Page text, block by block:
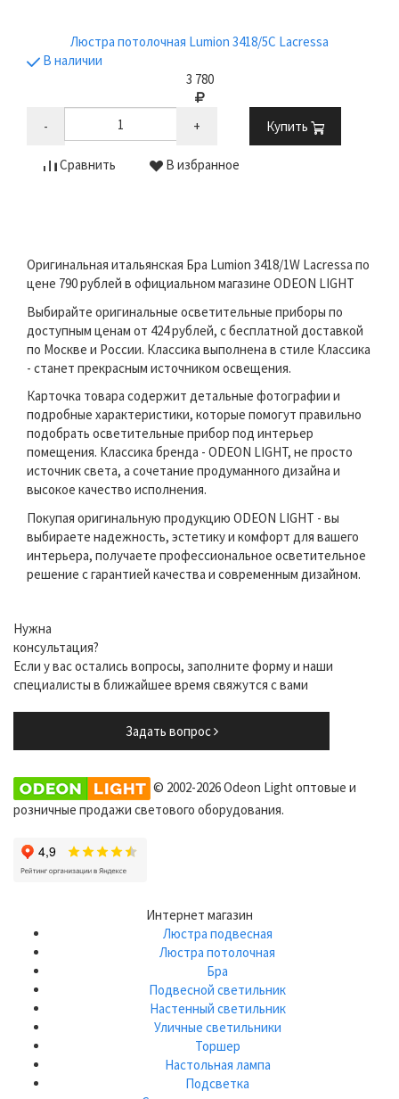
Люстра потолочная Lumion 3418/5C Lacressa
В наличии
3 780
- + Купить
Сравнить В избранное
Оригинальная итальянская Бра Lumion 3418/1W Lacressa по
цене 790 рублей в официальном магазине ODEON LIGHT
Выбирайте оригинальные осветительные приборы по
доступным ценам от 424 рублей, с бесплатной доставкой
по Москве и России. Классика выполнена в стиле Классика
- станет прекрасным источником освещения.
Карточка товара содержит детальные фотографии и
подробные характеристики, которые помогут правильно
подобрать осветительные прибор под интерьер
помещения. Классика бренда - ODEON LIGHT, не просто
источник света, а сочетание продуманного дизайна и
высокое качество исполнения.
Покупая оригинальную продукцию ODEON LIGHT - вы
выбираете надежность, эстетику и комфорт для вашего
интерьера, получаете профессиональное осветительное
решение с гарантией качества и современным дизайном.
Нужна
консультация?
Если у вас остались вопросы, заполните форму и наши
специалисты в ближайшее время свяжутся с вами
Задать вопрос
© 2002-2026 Odeon Light оптовые и
розничные продажи светового оборудования.
Интернет магазин
Люстра подвесная
Люстра потолочная
Бра
Подвесной светильник
Настенный светильник
Уличные светильники
Торшер
Настольная лампа
Подсветка